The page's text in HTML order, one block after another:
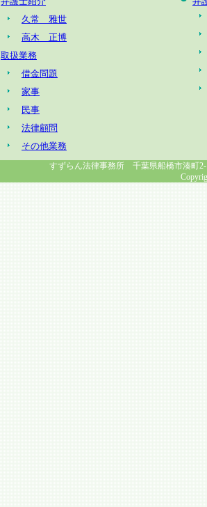
久常 雅世
高木 正博
取扱業務
借金問題
家事
民事
法律顧問
その他業務
すずらん法律事務所 千葉県船橋市湊町